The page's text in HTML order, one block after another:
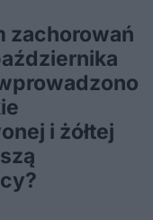
zachorowań
i żółtej